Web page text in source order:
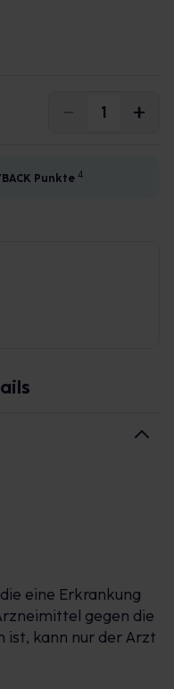
Punkte 4
eine Erkrankung
gegen die
kann nur der Arzt